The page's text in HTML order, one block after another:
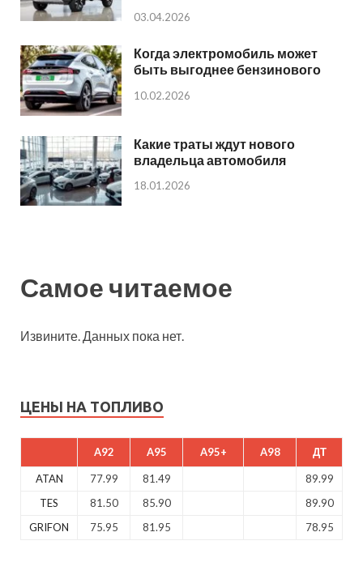
03.04.2026
Когда электромобиль может
быть выгоднее бензинового
10.02.2026
Какие траты ждут нового
владельца автомобиля
18.01.2026
Самое читаемое
Извините. Данных пока нет.
ЦЕНЫ НА ТОПЛИВО
A92 A95 A95+ A98 ДТ
ATAN 77.99 81.49
89.99
TES
81.50 85.90
89.90
GRIFON
75.95 81.95 78.95